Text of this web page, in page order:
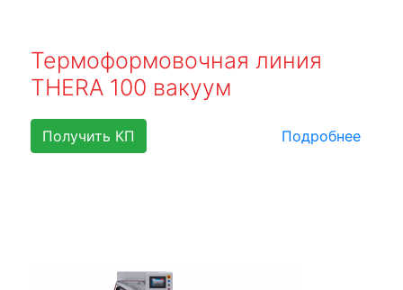
Термоформовочная линия
THERA 100 вакуум
Получить КП Подробнее